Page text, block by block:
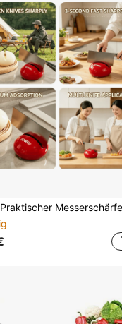
Praktischer Messerschärfer für Küche & Outdoor, Wetzstein für den Küchengebrauch, Schnelles Klingen-Schärfwerkzeug, Neuer Mini-Saugnapf-Wetzstein-Schärfer, Handgehaltener tragbarer Tomatenmesser-Schärfer für den